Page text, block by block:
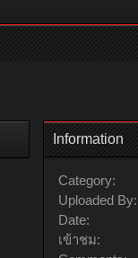
Information
Category:
Uploaded By:
Date:
เข้าชม: